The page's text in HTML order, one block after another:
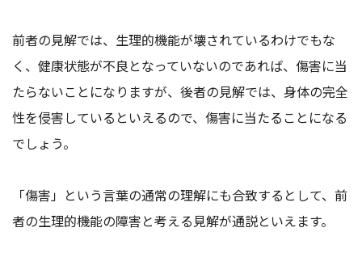
前者の見解では、生理的機能が壊されているわけでもな
く、健康状態が不良となっていないのであれば、傷害に当
たらないことになりますが、後者の見解では、身体の完全
性を侵害しているといえるので、傷害に当たることになる
でしょう。
「傷害」という言葉の通常の理解にも合致するとして、前
者の生理的機能の障害と考える見解が通説といえます。